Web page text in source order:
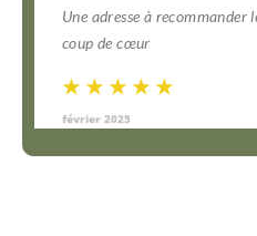
Une adresse à recommander
coup de cœur
☆ ☆ ☆ ☆ ☆
février 2025